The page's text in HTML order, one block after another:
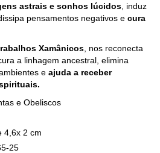
astrais e sonhos lúcidos , induz
pensamentos negativos e cura
Xamânicos , nos reconecta
a linhagem ancestral, elimina
e ajuda a receber
e Obeliscos
4,6x 2 cm
25